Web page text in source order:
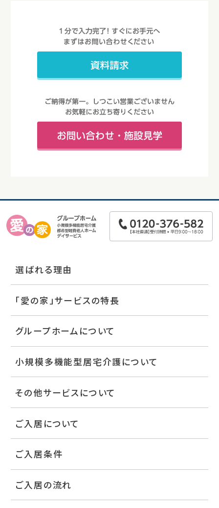
選ばれる理由
「愛の家」サービスの特長
グループホームについて
小規模多機能型居宅介護について
その他サービスについて
ご入居について
ご入居条件
ご入居の流れ